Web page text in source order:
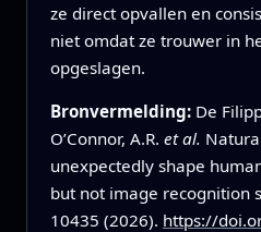
ze direct opvallen en
niet omdat ze trouwer in
opgeslagen.
Bronvermelding: De
O’Connor, A.R. et al.
unexpectedly shape
but not image recognition
10435 (2026). https://